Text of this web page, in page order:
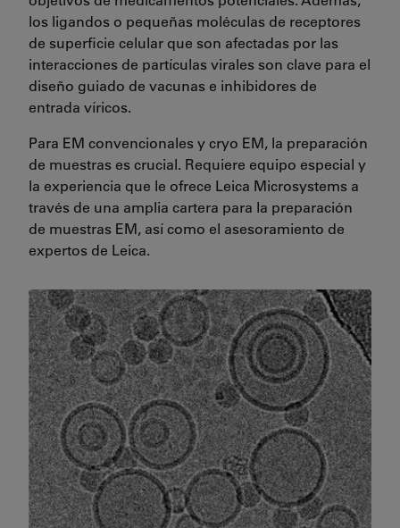
los ligandos o pequeñas moléculas de receptores
de superficie celular que son afectadas por las
interacciones de partículas virales son clave para el
diseño guiado de vacunas e inhibidores de
entrada víricos.
Para EM convencionales y cryo EM, la preparación
de muestras es crucial. Requiere equipo especial y
la experiencia que le ofrece Leica Microsystems a
través de una amplia cartera para la preparación
de muestras EM, así como el asesoramiento de
expertos de Leica.